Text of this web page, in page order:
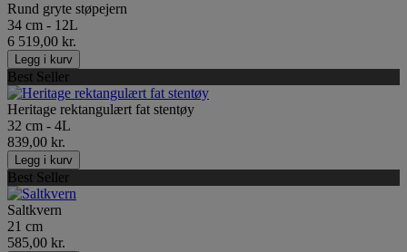
Rund gryte støpejern
34 cm - 12L
6 519,00 kr.
Legg i kurv
Best Seller
Heritage rektangulært fat stentøy
32 cm - 4L
839,00 kr.
Legg i kurv
Best Seller
Saltkvern
21 cm
585,00 kr.